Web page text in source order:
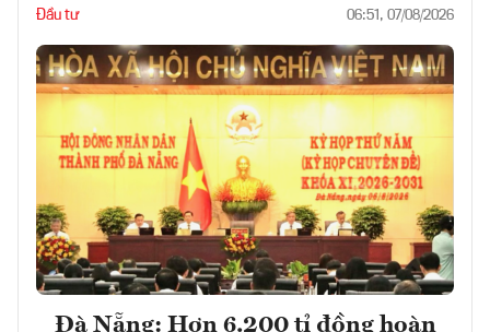
Đầu tư 06:51, 07/08/2026
Đà Nẵng: Hơn 6.200 tỉ đồng hoàn